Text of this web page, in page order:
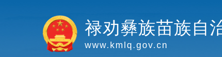
禄劝彝族苗族自
www.kmlq.gov.cn